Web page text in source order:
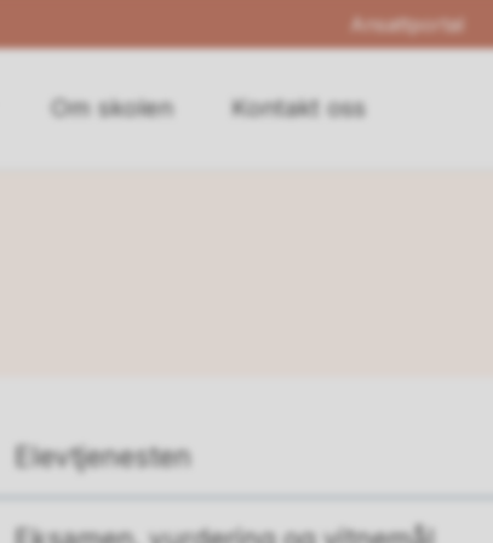
Ansattportal
Om skolen Kontakt oss
Elevtjenesten